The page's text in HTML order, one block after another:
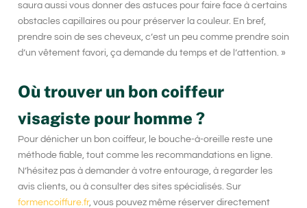
saura aussi vous donner des astuces pour faire face à certains
obstacles capillaires ou pour préserver la couleur. En bref,
prendre soin de ses cheveux, c’est un peu comme prendre soin
d’un vêtement favori, ça demande du temps et de l’attention. »
Où trouver un bon coiffeur
visagiste pour homme ?
Pour dénicher un bon coiffeur, le bouche-à-oreille reste une
méthode fiable, tout comme les recommandations en ligne.
N’hésitez pas à demander à votre entourage, à regarder les
avis clients, ou à consulter des sites spécialisés. Sur
formencoiffure.fr, vous pouvez même réserver directement